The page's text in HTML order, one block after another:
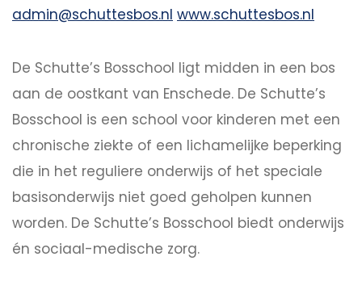
admin@schuttesbos.nl www.schuttesbos.nl
De Schutte’s Bosschool ligt midden in een bos
aan de oostkant van Enschede. De Schutte’s
Bosschool is een school voor kinderen met een
chronische ziekte of een lichamelijke beperking
die in het reguliere onderwijs of het speciale
basisonderwijs niet goed geholpen kunnen
worden. De Schutte’s Bosschool biedt onderwijs
én sociaal-medische zorg.